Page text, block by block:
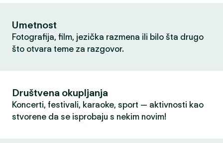
Umetnost
Fotografija, film, jezička razmena ili bilo šta drugo
što otvara teme za razgovor.
Društvena okupljanja
Koncerti, festivali, karaoke, sport — aktivnosti kao
stvorene da se isprobaju s nekim novim!